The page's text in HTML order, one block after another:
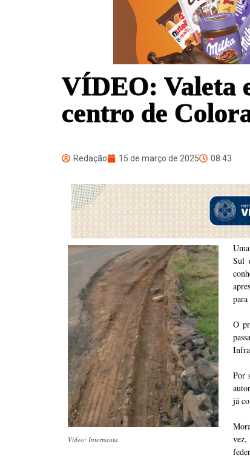
VÍDEO: Valeta
centro de
Redação 15 de março de 2025 08:43
Vídeo: Internauta
Sul
para
O
Por
já
vez,